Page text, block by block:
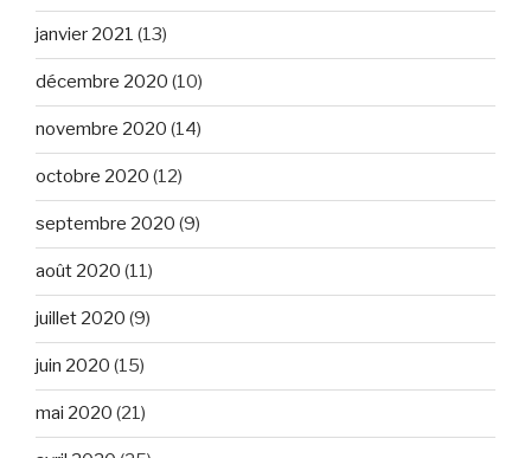
janvier 2021 (13)
décembre 2020 (10)
novembre 2020 (14)
octobre 2020 (12)
septembre 2020 (9)
août 2020 (11)
juillet 2020 (9)
juin 2020 (15)
mai 2020 (21)